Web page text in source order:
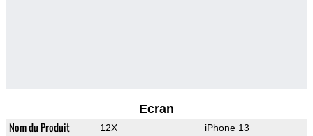
Ecran
Nom du Produit 12X iPhone 13